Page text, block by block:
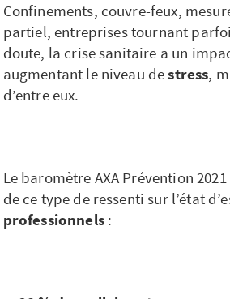
Confinements, couvre-feux,
partiel, entreprises tournant
doute, la crise sanitaire a un
augmentant le niveau destress,
d’entre eux.
Le baromètre AXA Prévention
de ce type de ressenti sur l’état
professionnels: